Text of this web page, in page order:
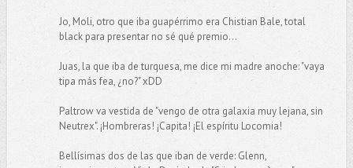
Jo, Moli, otro que iba guapérrimo era Chistian Bale, total
black para presentar no sé qué premio...
Juas, la que iba de turquesa, me dice mi madre anoche: "vaya
tipa más fea, ¿no?" xDD
Paltrow va vestida de "vengo de otra galaxia muy lejana, sin
Neutrex". ¡Hombreras! ¡Capita! ¡El espíritu Locomia!
Bellísimas dos de las que iban de verde: Glenn,